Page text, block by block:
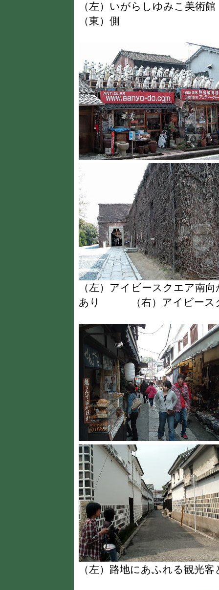
（左）いがらしゆみこ美
（東）側
（左）アイビースクエア南
あり （右）アイビース
（左）路地にあふれる観